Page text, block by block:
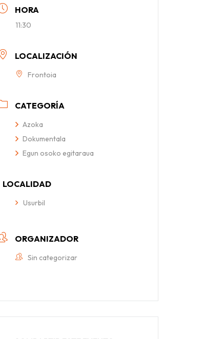
HORA
11:30
LOCALIZACIÓN
Frontoia
CATEGORÍA
Azoka
Dokumentala
Egun osoko egitaraua
LOCALIDAD
Usurbil
ORGANIZADOR
Sin categorizar